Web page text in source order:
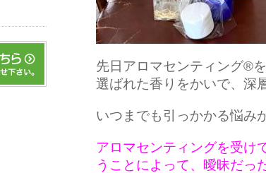
先日アロマセンティング®️
選ばれた香りをかいで、深
いつまでも引っかかる悩み
アロマセンティングを受け
うことによって、曖昧だっ